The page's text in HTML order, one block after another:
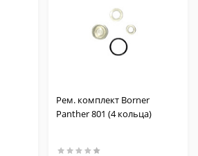
Рем. комплект Borner
Panther 801 (4 кольца)